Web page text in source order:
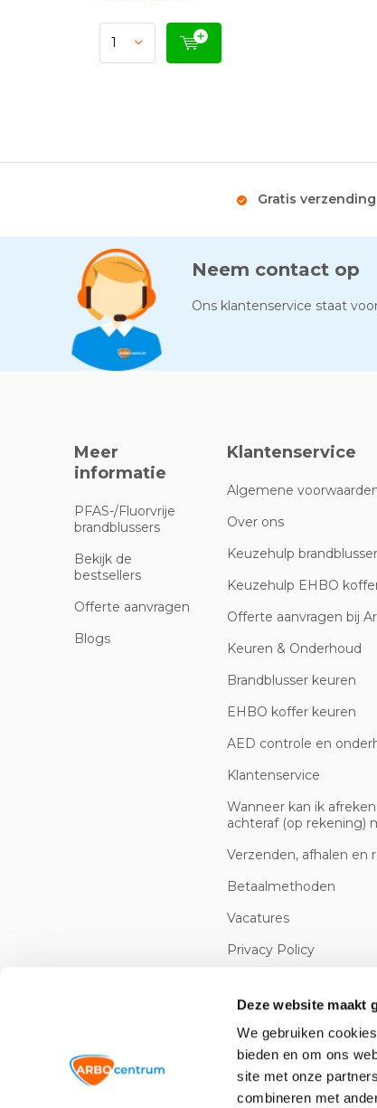
Deze website maakt
We gebruiken
bieden en om ons
site met onze
combineren met
Gratis verzending
Neem contact op
Ons klantenservice staat
Meer
informatie
PFAS-/Fluorvrije
brandblussers
Bekijk de
bestsellers
Offerte aanvragen
Blogs
Klantenservice
Algemene
Over ons
Keuzehulp
Keuzehulp EHBO
Offerte aanvragen bij
Keuren & Onderhoud
Brandblusser keuren
EHBO koffer keuren
AED controle en
Klantenservice
Wanneer kan ik
achteraf (op rekening)
Verzenden, afhalen en
Betaalmethoden
Vacatures
Privacy Policy